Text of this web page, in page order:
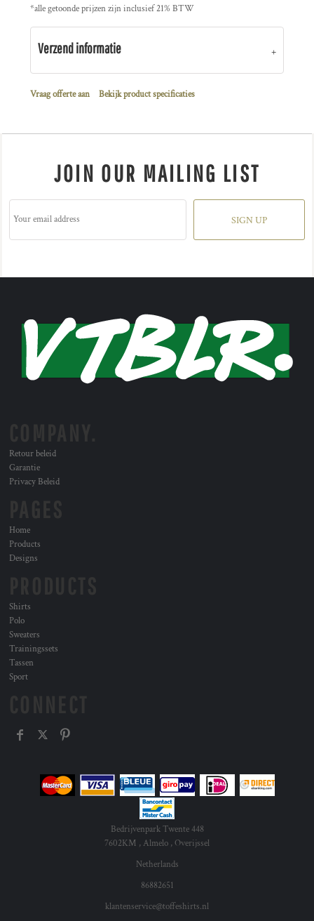
*alle getoonde prijzen zijn inclusief 21% BTW
Verzend informatie
Vraag offerte aan Bekijk product specificaties
JOIN OUR MAILING LIST
SIGN UP
Retour beleid
Garantie
Privacy Beleid
Home
Products
Designs
Shirts
Polo
Sweaters
Trainingssets
Tassen
Sport
Bedrijvenpark Twente 448
7602KM , Almelo , Overijssel
Netherlands
86882651
klantenservice@toffeshirts.nl